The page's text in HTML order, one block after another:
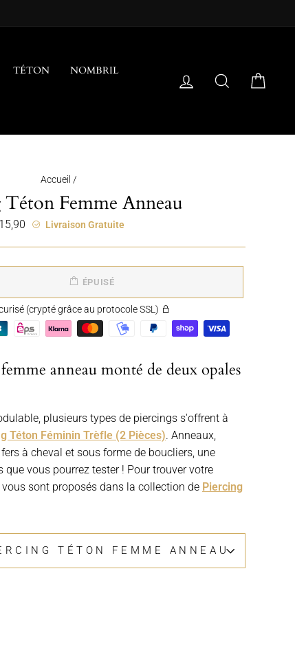
TÉTON
NOMBRIL
SE CONNECTER
Accueil /
Femme Anneau
PrixLivraison Gratuite
ÉPUISÉ
(crypté grâce au protocole SSL)
anneau monté de deux opales
plusieurs types de piercings s'offrent à
Téton Féminin Trèfle (2 Pièces). Anneaux,
à cheval et sous forme de boucliers, une
vous pourrez tester ! Pour trouver votre
sont proposés dans la collection de Piercing
TÉTON FEMME ANNEAU